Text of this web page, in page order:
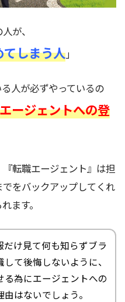
が、
しまう人」
人が必ずやっているの
ージェントへの登
転職エージェント』は担
をバックアップしてくれ
ます。
け見て何も知らずブラ
て後悔しないように、
る為にエージェントへの
はないでしょう。